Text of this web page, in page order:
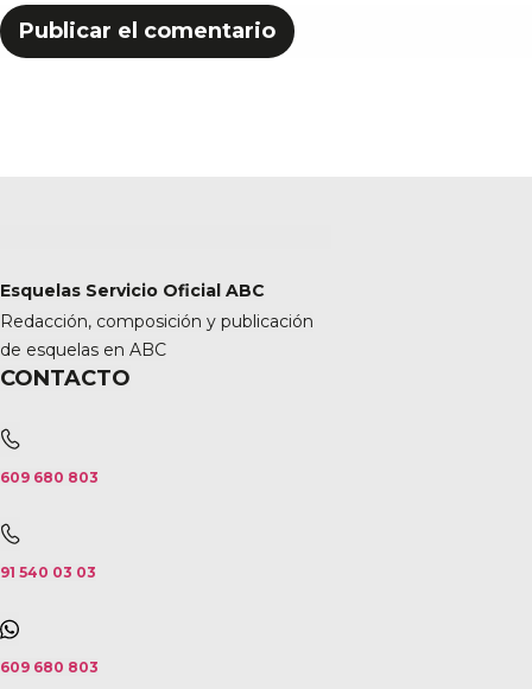
Esquelas Servicio Oficial ABC
Redacción, composición y publicación
de esquelas en ABC
CONTACTO
609 680 803
91 540 03 03
609 680 803